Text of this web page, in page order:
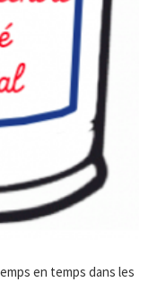
en temps dans les